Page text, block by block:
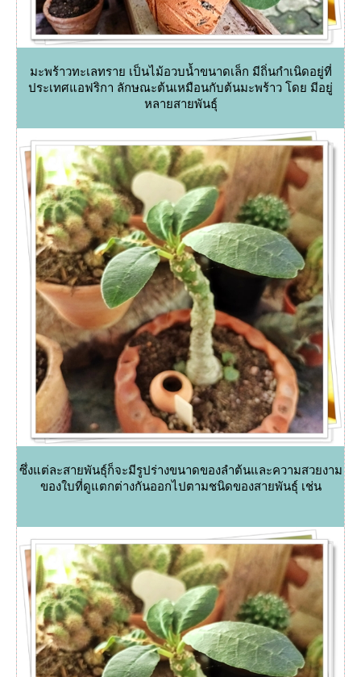
มะพร้าวทะเลทราย เป็นไม้อวบน้ำขนาดเล็ก มีถิ่นกำเนิดอยู่ที่
ประเทศแอฟริกา ลักษณะต้นเหมือนกับต้นมะพร้าว โดย มีอยู่
หลายสายพันธุ์
ซึ่งแต่ละสายพันธุ์ก็จะมีรูปร่างขนาดของลำต้นและความสวยงาม
ของใบที่ดูแตกต่างกันออกไปตามชนิดของสายพันธุ์ เช่น